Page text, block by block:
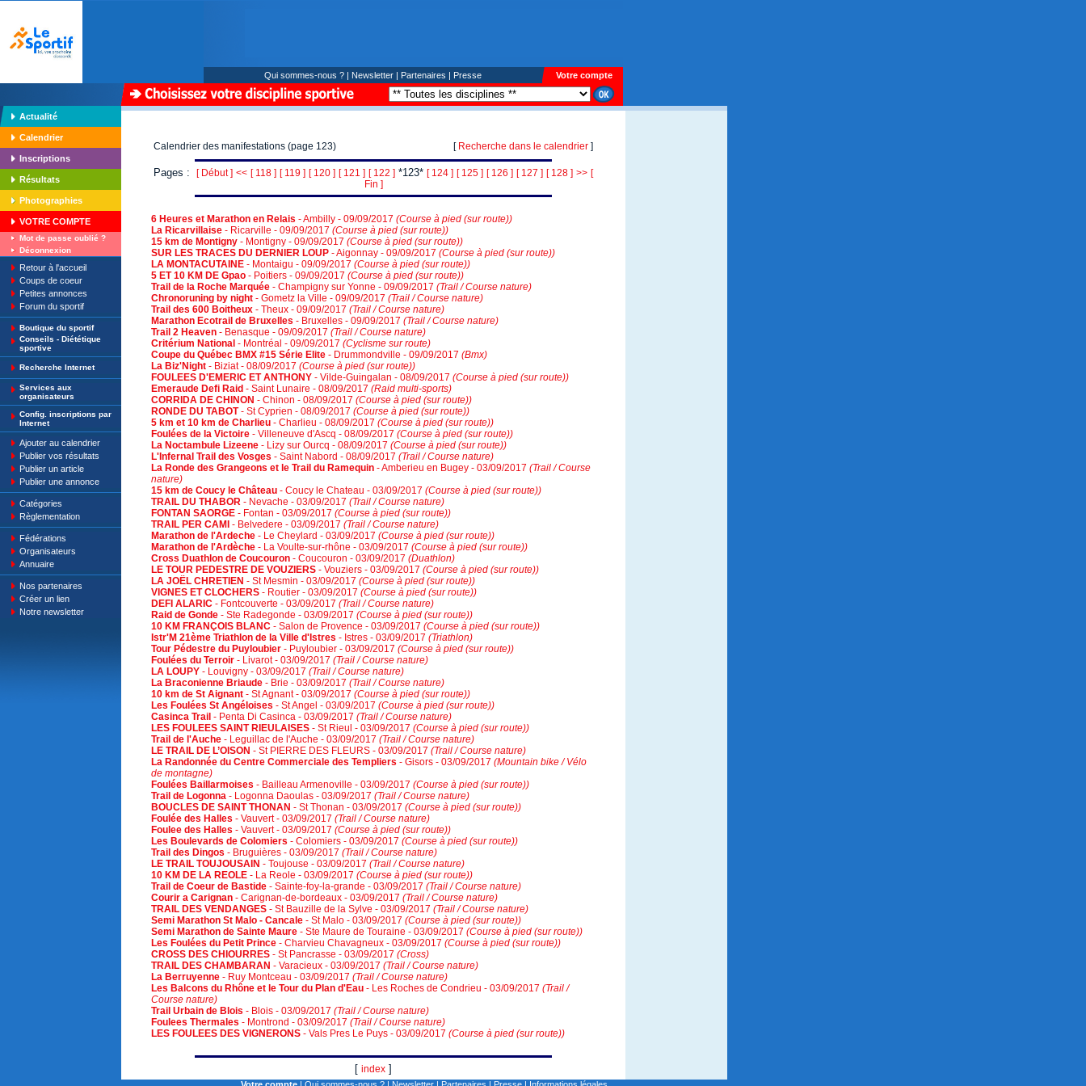
Qui sommes-nous ? | Newsletter | Partenaires | Presse Votre compte
Actualité
Calendrier
Inscriptions
Résultats
Photographies
VOTRE COMPTE
Mot de passe oublié ?
Déconnexion
Retour à l'accueil
Coups de coeur
Petites annonces
Forum du sportif
Boutique du sportif
Conseils - Diététique
sportive
Recherche Internet
Services aux
organisateurs
Config. inscriptions par
Internet
Ajouter au calendrier
Publier vos résultats
Publier un article
Publier une annonce
Catégories
Règlementation
Fédérations
Organisateurs
Annuaire
Nos partenaires
Créer un lien
Notre newsletter
Calendrier des manifestations (page 123) [ Recherche dans le calendrier ]
Pages : [ Début ] << [ 118 ] [ 119 ] [ 120 ] [ 121 ] [ 122 ] *123* [ 124 ] [ 125 ] [ 126 ] [ 127 ] [ 128 ] >> [
Fin ]
6 Heures et Marathon en Relais - Ambilly - 09/09/2017 (Course à pied (sur route))
La Ricarvillaise - Ricarville - 09/09/2017 (Course à pied (sur route))
15 km de Montigny - Montigny - 09/09/2017 (Course à pied (sur route))
SUR LES TRACES DU DERNIER LOUP - Aigonnay - 09/09/2017 (Course à pied (sur route))
LA MONTACUTAINE - Montaigu - 09/09/2017 (Course à pied (sur route))
5 ET 10 KM DE Gpao - Poitiers - 09/09/2017 (Course à pied (sur route))
Trail de la Roche Marquée - Champigny sur Yonne - 09/09/2017 (Trail / Course nature)
Chronoruning by night - Gometz la Ville - 09/09/2017 (Trail / Course nature)
Trail des 600 Boitheux - Theux - 09/09/2017 (Trail / Course nature)
Marathon Ecotrail de Bruxelles - Bruxelles - 09/09/2017 (Trail / Course nature)
Trail 2 Heaven - Benasque - 09/09/2017 (Trail / Course nature)
Critérium National - Montréal - 09/09/2017 (Cyclisme sur route)
Coupe du Québec BMX #15 Série Elite - Drummondville - 09/09/2017 (Bmx)
La Biz'Night - Biziat - 08/09/2017 (Course à pied (sur route))
FOULEES D'EMERIC ET ANTHONY - Vilde-Guingalan - 08/09/2017 (Course à pied (sur route))
Emeraude Defi Raid - Saint Lunaire - 08/09/2017 (Raid multi-sports)
CORRIDA DE CHINON - Chinon - 08/09/2017 (Course à pied (sur route))
RONDE DU TABOT- St Cyprien - 08/09/2017 (Course à pied (sur route))
5 km et 10 km de Charlieu - Charlieu - 08/09/2017 (Course à pied (sur route))
Foulées de la Victoire - Villeneuve d'Ascq - 08/09/2017 (Course à pied (sur route))
La Noctambule Lizeene - Lizy sur Ourcq - 08/09/2017 (Course à pied (sur route))
L'Infernal Trail des Vosges - Saint Nabord - 08/09/2017 (Trail / Course nature)
La Ronde des Grangeons et le Trail du Ramequin - Amberieu en Bugey - 03/09/2017 (Trail / Course
nature)
15 km de Coucy le Château - Coucy le Chateau - 03/09/2017 (Course à pied (sur route))
TRAIL DU THABOR - Nevache - 03/09/2017 (Trail / Course nature)
FONTAN SAORGE - Fontan - 03/09/2017 (Course à pied (sur route))
TRAIL PER CAMI - Belvedere - 03/09/2017 (Trail / Course nature)
Marathon de l'Ardeche - Le Cheylard - 03/09/2017 (Course à pied (sur route))
Marathon de l'Ardèche - La Voulte-sur-rhône - 03/09/2017 (Course à pied (sur route))
Cross Duathlon de Coucouron - Coucouron - 03/09/2017 (Duathlon)
LE TOUR PEDESTRE DE VOUZIERS - Vouziers - 03/09/2017 (Course à pied (sur route))
LA JOËL CHRETIEN - St Mesmin - 03/09/2017 (Course à pied (sur route))
VIGNES ET CLOCHERS - Routier - 03/09/2017 (Course à pied (sur route))
DEFI ALARIC - Fontcouverte - 03/09/2017 (Trail / Course nature)
Raid de Gonde - Ste Radegonde - 03/09/2017 (Course à pied (sur route))
10 KM FRANÇOIS BLANC - Salon de Provence - 03/09/2017 (Course à pied (sur route))
Istr'M 21ème Triathlon de la Ville d'Istres - Istres - 03/09/2017 (Triathlon)
Tour Pédestre du Puyloubier - Puyloubier - 03/09/2017 (Course à pied (sur route))
Foulées du Terroir - Livarot - 03/09/2017 (Trail / Course nature)
LA LOUPY - Louvigny - 03/09/2017 (Trail / Course nature)
La Braconienne Briaude - Brie - 03/09/2017 (Trail / Course nature)
10 km de St Aignant - St Agnant - 03/09/2017 (Course à pied (sur route))
Les Foulées St Angéloises - St Angel - 03/09/2017 (Course à pied (sur route))
Casinca Trail - Penta Di Casinca - 03/09/2017 (Trail / Course nature)
LES FOULEES SAINT RIEULAISES - St Rieul - 03/09/2017 (Course à pied (sur route))
Trail de l'Auche - Leguillac de l'Auche - 03/09/2017 (Trail / Course nature)
LE TRAIL DE L’OISON - St PIERRE DES FLEURS - 03/09/2017 (Trail / Course nature)
La Randonnée du Centre Commerciale des Templiers - Gisors - 03/09/2017 (Mountain bike / Vélo
de montagne)
Foulées Baillarmoises - Bailleau Armenoville - 03/09/2017 (Course à pied (sur route))
Trail de Logonna - Logonna Daoulas - 03/09/2017 (Trail / Course nature)
BOUCLES DE SAINT THONAN - St Thonan - 03/09/2017 (Course à pied (sur route))
Foulée des Halles - Vauvert - 03/09/2017 (Trail / Course nature)
Foulee des Halles - Vauvert - 03/09/2017 (Course à pied (sur route))
Les Boulevards de Colomiers - Colomiers - 03/09/2017 (Course à pied (sur route))
Trail des Dingos - Bruguières - 03/09/2017 (Trail / Course nature)
LE TRAIL TOUJOUSAIN - Toujouse - 03/09/2017 (Trail / Course nature)
10 KM DE LA REOLE - La Reole - 03/09/2017 (Course à pied (sur route))
Trail de Coeur de Bastide - Sainte-foy-la-grande - 03/09/2017 (Trail / Course nature)
Courir a Carignan - Carignan-de-bordeaux - 03/09/2017 (Trail / Course nature)
TRAIL DES VENDANGES - St Bauzille de la Sylve - 03/09/2017 (Trail / Course nature)
Semi Marathon St Malo - Cancale - St Malo - 03/09/2017 (Course à pied (sur route))
Semi Marathon de Sainte Maure - Ste Maure de Touraine - 03/09/2017 (Course à pied (sur route))
Les Foulées du Petit Prince - Charvieu Chavagneux - 03/09/2017 (Course à pied (sur route))
CROSS DES CHIOURRES - St Pancrasse - 03/09/2017 (Cross)
TRAIL DES CHAMBARAN - Varacieux - 03/09/2017 (Trail / Course nature)
La Berruyenne - Ruy Montceau - 03/09/2017 (Trail / Course nature)
Les Balcons du Rhône et le Tour du Plan d'Eau - Les Roches de Condrieu - 03/09/2017 (Trail /
Course nature)
Trail Urbain de Blois - Blois - 03/09/2017 (Trail / Course nature)
Foulees Thermales - Montrond - 03/09/2017 (Trail / Course nature)
LES FOULEES DES VIGNERONS - Vals Pres Le Puys - 03/09/2017 (Course à pied (sur route))
[ index ]